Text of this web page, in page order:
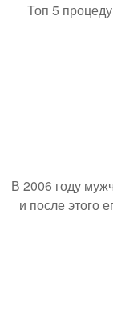
Топ 5
В 2006 году
и после этого